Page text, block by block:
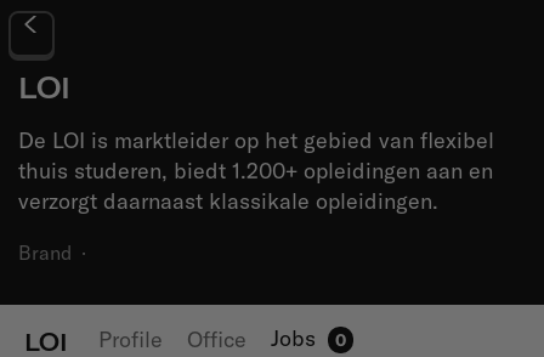
LOI
De LOI is marktleider op het gebied van flexibel
thuis studeren, biedt 1.200+ opleidingen aan en
verzorgt daarnaast klassikale opleidingen.
Brand ·
LOI Profile Office Jobs 0